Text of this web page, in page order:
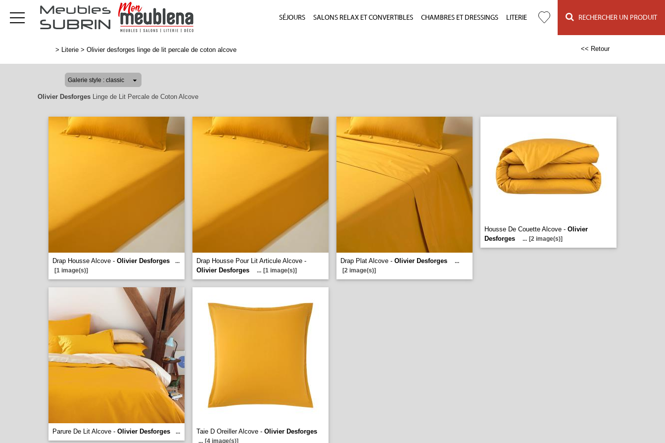
SÉJOURS SALONS RELAX ET CONVERTIBLES CHAMBRES ET DRESSINGS LITERIE RECHERCHER UN PRODUIT
> Literie > Olivier desforges linge de lit percale de coton alcove << Retour
Olivier Desforges Linge de Lit Percale de Coton Alcove
Drap Housse Alcove - Olivier Desforges
...
[1 image(s)]
Drap Housse Pour Lit Articule Alcove -
Olivier Desforges
... [1 image(s)]
Drap Plat Alcove - Olivier Desforges
...
[2 image(s)]
Housse De Couette Alcove - Olivier
Desforges
... [2 image(s)]
Parure De Lit Alcove - Olivier Desforges ... Taie D Oreiller Alcove - Olivier Desforges
... [4 image(s)]